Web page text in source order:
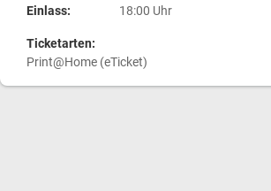
Einlass: 18:00 Uhr
Ticketarten:
Print@Home (eTicket)